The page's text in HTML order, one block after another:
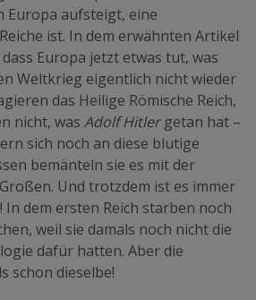
Europa aufsteigt, eine
ist. In dem erwähnten Artikel
Europa jetzt etwas tut, was
Weltkrieg eigentlich nicht wieder
das Heilige Römische Reich,
nicht, was Adolf Hitlergetan hat –
sich noch an diese blutige
bemänteln sie es mit der
Und trotzdem ist es immer
In dem ersten Reich starben noch
weil sie damals noch nicht die
dafür hatten. Aber die
schon dieselbe!